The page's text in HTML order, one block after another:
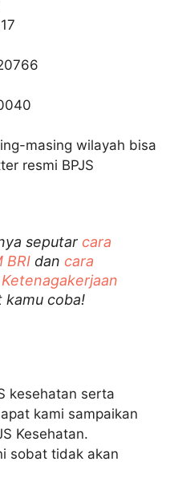
masing wilayah bisa
resmi BPJS
seputar cara
BRI dan cara
kamu coba!
kesehatan serta
kami sampaikan
Kesehatan.
sobat tidak akan